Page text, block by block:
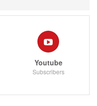
Youtube
Subscribers